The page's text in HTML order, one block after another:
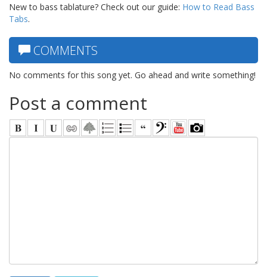
New to bass tablature? Check out our guide: How to Read Bass
Tabs.
COMMENTS
No comments for this song yet. Go ahead and write something!
Post a comment